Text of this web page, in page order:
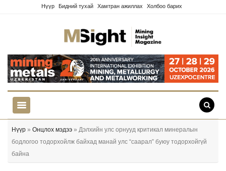
Нүүр Бидний тухай Хамтран ажиллах Холбоо барих
Нүүр » Онцлох мэдээ » Дэлхийн улс орнууд критикал минералын
бодлогоо тодорхойлж байхад манай улс “саарал” буюу тодорхойгүй
байна